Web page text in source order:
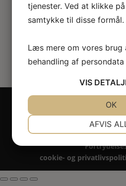
Copyright 2024 - All rights
Miniature ® på design,
Betaling - Levering -
cookie- og
tjenester. Ved at klikke
samtykke til disse formål.
Læs mere om vores brug
behandling af persondata
VIS
MARKETING
AFVIS
OK